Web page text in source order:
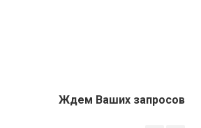
Ждем Ваших запросов